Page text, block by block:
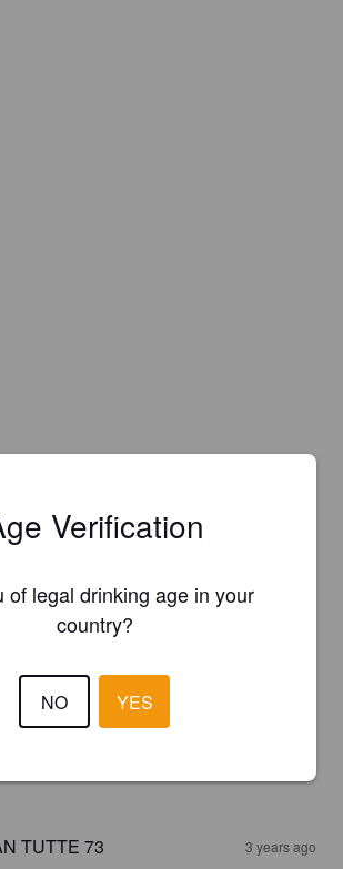
TUTTE 73 3 years ago
Verification
of legal drinking age in your
country?
NO YES